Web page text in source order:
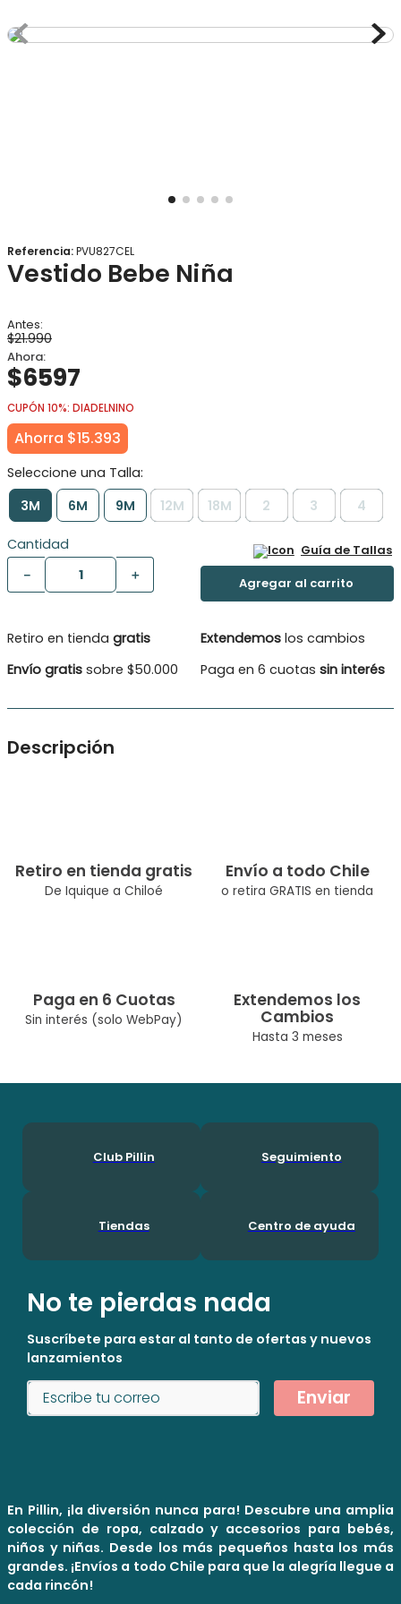
Referencia:PVU827CEL
Vestido Bebe Niña
$21.990
$6597
CUPÓN 10%: DIADELNINO
Ahorra $15.393
3M 6M 9M 12M 18M 2 3 4
Cantidad
＋
－
Guía de Tallas
Retiro en tienda gratis
Envío gratis sobre $50.000
Extendemos los cambios
Paga en 6 cuotas sin interés
Descripción
Material: 100% Algodón
Retiro en tienda gratis
De Iquique a Chiloé
Envío a todo Chile
o retira GRATIS en tienda
Paga en 6 Cuotas
Sin interés (solo WebPay)
Extendemos los
Cambios
Hasta 3 meses
Club Pillin Seguimiento
Tiendas Centro de ayuda
No te pierdas nada
Suscríbete para estar al tanto de ofertas y nuevos
lanzamientos
Enviar
En Pillin, ¡la diversión nunca para! Descubre una amplia
colección de ropa, calzado y accesorios para bebés,
niños y niñas. Desde los más pequeños hasta los más
grandes. ¡Envíos a todo Chile para que la alegría llegue a
cada rincón!
9.
panty